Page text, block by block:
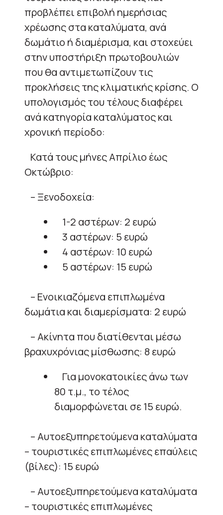
προβλέπει επιβολή ημερήσιας
χρέωσης στα καταλύματα, ανά
δωμάτιο ή διαμέρισμα, και στοχεύει
στην υποστήριξη πρωτοβουλιών
που θα αντιμετωπίζουν τις
προκλήσεις της κλιματικής κρίσης. Ο
υπολογισμός του τέλους διαφέρει
ανά κατηγορία καταλύματος και
χρονική περίοδο:
Κατά τους μήνες Απρίλιο έως
Οκτώβριο:
– Ξενοδοχεία:
1-2 αστέρων: 2 ευρώ
3 αστέρων: 5 ευρώ
4 αστέρων: 10 ευρώ
5 αστέρων: 15 ευρώ
– Ενοικιαζόμενα επιπλωμένα
δωμάτια και διαμερίσματα: 2 ευρώ
– Ακίνητα που διατίθενται μέσω
βραχυχρόνιας μίσθωσης: 8 ευρώ
Για μονοκατοικίες άνω των
80 τ.μ., το τέλος
διαμορφώνεται σε 15 ευρώ.
– Αυτοεξυπηρετούμενα καταλύματα
– τουριστικές επιπλωμένες επαύλεις
(βίλες): 15 ευρώ
– Αυτοεξυπηρετούμενα καταλύματα
– τουριστικές επιπλωμένες